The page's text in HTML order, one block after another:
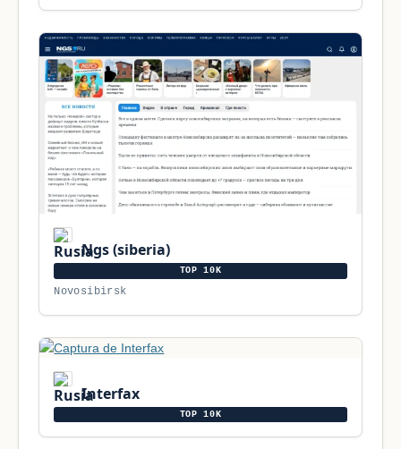
Ngs (siberia)
TOP 10K
Novosibirsk
Interfax
TOP 10K